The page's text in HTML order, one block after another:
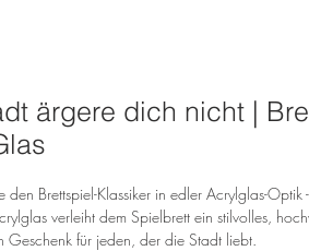
ärgere dich nicht |
den Brettspiel-Klassiker in edler Acrylglas-
verleiht dem Spielbrett ein stilvolles,
Geschenk für jeden, der die Stadt liebt.